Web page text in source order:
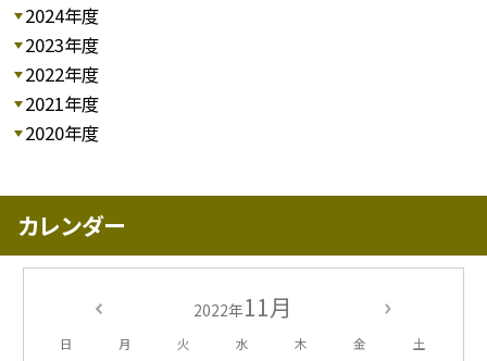
2024年度
2023年度
2022年度
2021年度
2020年度
カレンダー
2022年11月
日 月 火 水 木 金 土